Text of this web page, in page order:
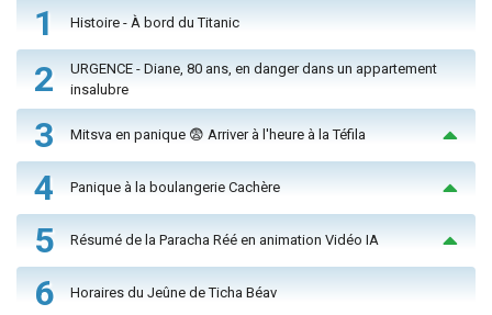
1 Histoire - À bord du Titanic
2
URGENCE - Diane, 80 ans, en danger dans un appartement
insalubre
3 Mitsva en panique 😨 Arriver à l'heure à la Téfila
4 Panique à la boulangerie Cachère
5 Résumé de la Paracha Réé en animation Vidéo IA
6 Horaires du Jeûne de Ticha Béav